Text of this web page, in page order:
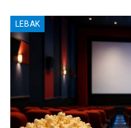
LEBAK